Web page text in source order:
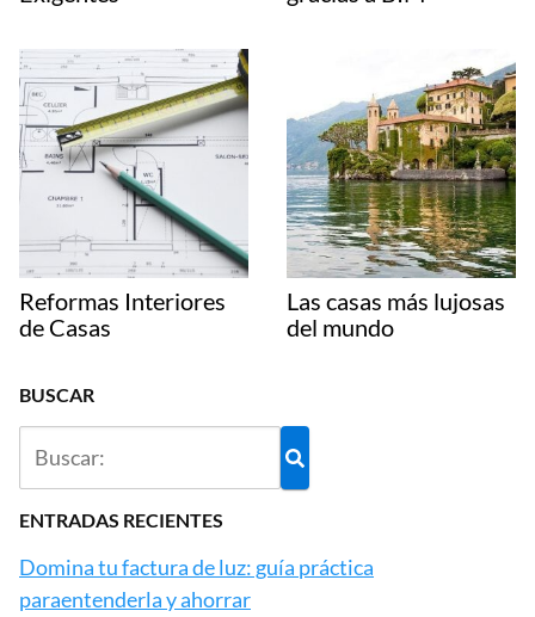
Reformas Interiores
de Casas
Las casas más lujosas
del mundo
BUSCAR
ENTRADAS RECIENTES
Domina tu factura de luz: guía práctica
paraentenderla y ahorrar